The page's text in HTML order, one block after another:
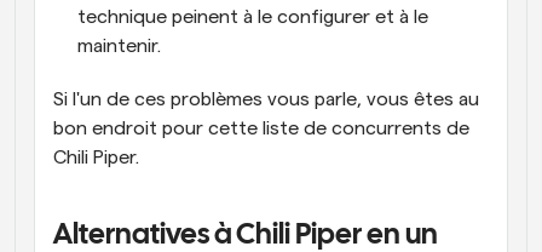
technique peinent à le configurer et à le
maintenir.
Si l'un de ces problèmes vous parle, vous êtes au
bon endroit pour cette liste de concurrents de
Chili Piper.
Alternatives à Chili Piper en un